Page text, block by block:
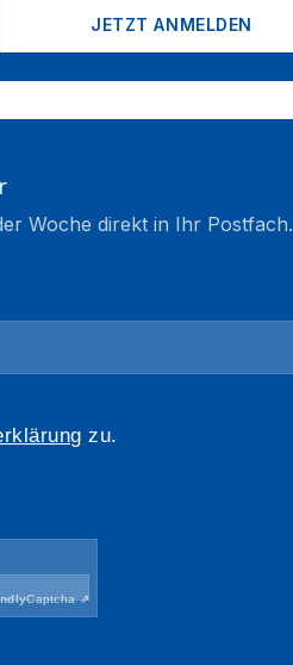
JETZT ANMELDEN
Woche direkt in Ihr Postfach.